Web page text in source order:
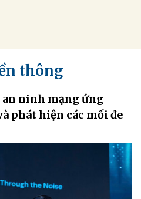
thông
ninh mạng ứng
phát hiện các mối đe